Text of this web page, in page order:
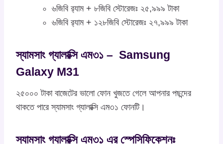
৬জিবি র‍্যাম + ৮জিবি স্টোরেজঃ ২৫,৯৯৯ টাকা
৬জিবি র‍্যাম + ১২৮জিবি স্টোরেজঃ ২৭,৯৯৯ টাকা
স্যামসাং গ্যালাক্সি এম৩১ – Samsung
Galaxy M31
২৫০০০ টাকা বাজেটের ভালো ফোন খুজতে গেলে আপনার পছন্দের
থাকতে পারে স্যামসাং গ্যালাক্সি এম৩১ ফোনটি।
স্যামসাং গ্যালাক্সি এম৩১ এর স্পেসিফিকেশনঃ